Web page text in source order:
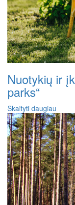
Nuotykių ir
parks“
Skaityti daugiau